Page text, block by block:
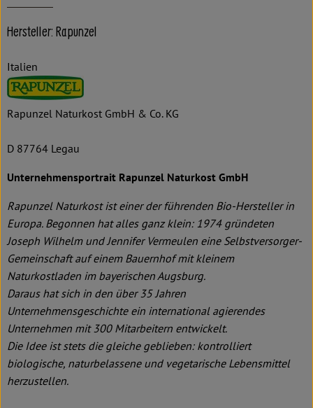
Hersteller: Rapunzel
Italien
Rapunzel Naturkost GmbH & Co. KG
D 87764 Legau
Unternehmensportrait Rapunzel Naturkost GmbH
Rapunzel Naturkost ist einer der führenden Bio-Hersteller in
Europa. Begonnen hat alles ganz klein: 1974 gründeten
Joseph Wilhelm und Jennifer Vermeulen eine Selbstversorger-
Gemeinschaft auf einem Bauernhof mit kleinem
Naturkostladen im bayerischen Augsburg.
Daraus hat sich in den über 35 Jahren
Unternehmensgeschichte ein international agierendes
Unternehmen mit 300 Mitarbeitern entwickelt.
Die Idee ist stets die gleiche geblieben: kontrolliert
biologische, naturbelassene und vegetarische Lebensmittel
herzustellen.